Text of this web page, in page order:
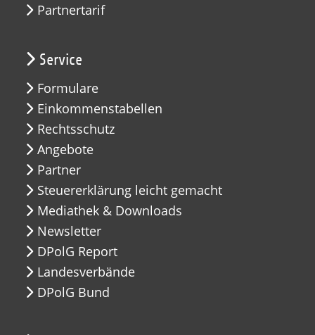
Partnertarif
Service
Formulare
Einkommenstabellen
Rechtsschutz
Angebote
Partner
Steuererklärung leicht gemacht
Mediathek & Downloads
Newsletter
DPolG Report
Landesverbände
DPolG Bund